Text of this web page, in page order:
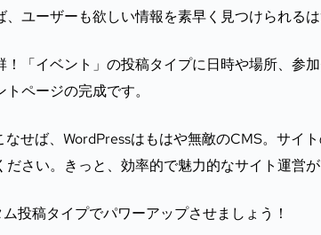
ユーザーも欲しい情報を素早く見つけられるは
「イベント」の投稿タイプに日時や場所、参
ページの完成です。
せば、WordPressはもはや無敵のCMS。サイ
さい。きっと、効率的で魅力的なサイト運営が
投稿タイプでパワーアップさせましょう！